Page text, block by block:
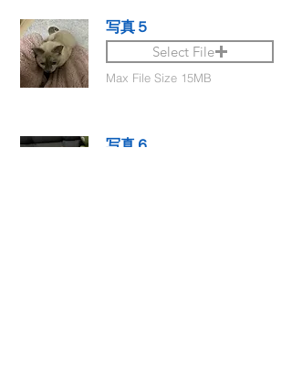
写真５
Select File
Max File Size 15MB
写真６